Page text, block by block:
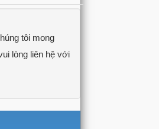
tôi mong
lòng liên hệ với